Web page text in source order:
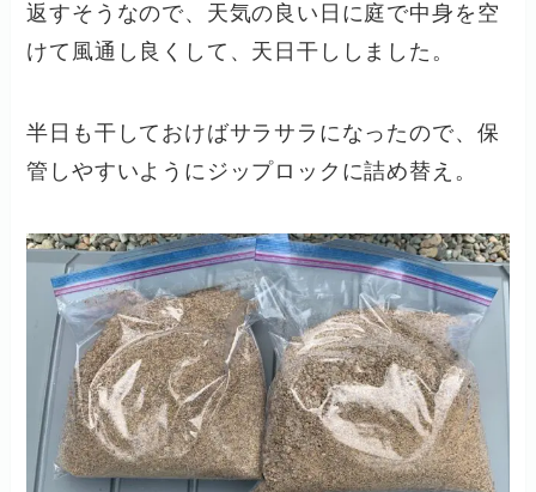
返すそうなので、天気の良い日に庭で中身を空
けて風通し良くして、天日干ししました。
半日も干しておけばサラサラになったので、保
管しやすいようにジップロックに詰め替え。